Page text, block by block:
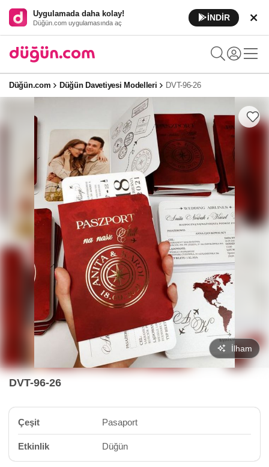
Uygulamada daha kolay!
Düğün.com uygulamasında aç
İNDİR
Düğün.com Düğün Davetiyesi Modelleri DVT-96-26
İlham
DVT-96-26
Çeşit Pasaport
Etkinlik Düğün